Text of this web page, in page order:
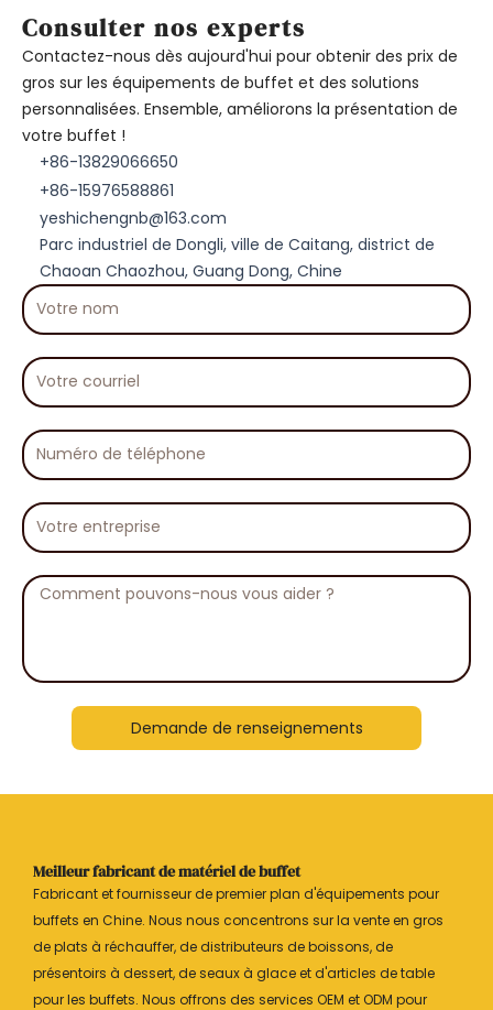
Consulter nos experts
Contactez-nous dès aujourd'hui pour obtenir des prix de
gros sur les équipements de buffet et des solutions
personnalisées. Ensemble, améliorons la présentation de
votre buffet !
+86-13829066650
+86-15976588861
yeshichengnb@163.com
Parc industriel de Dongli, ville de Caitang, district de
Chaoan Chaozhou, Guang Dong, Chine
Votre
nom
Votre
courriel
Numéro
de
téléphone
Votre
entreprise
Message
Demande de renseignements
Meilleur fabricant de matériel de buffet
Fabricant et fournisseur de premier plan d'équipements pour
buffets en Chine. Nous nous concentrons sur la vente en gros
de plats à réchauffer, de distributeurs de boissons, de
présentoirs à dessert, de seaux à glace et d'articles de table
pour les buffets. Nous offrons des services OEM et ODM pour